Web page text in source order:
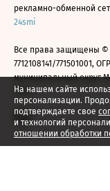
На нашем сайте
персонализации.
подтверждаете свое
и технологий
отношении обработки
рекламно-обменной
24smi
Все права защищены
7712108141/771501001,
муниципальный округ
2026